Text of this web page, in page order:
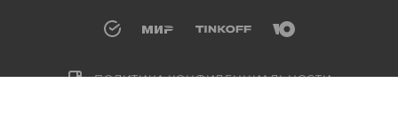
ПОЛИТИКА КОНФИДЕНЦИАЛЬНОСТИ